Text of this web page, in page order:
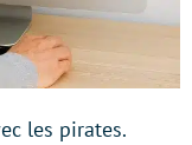
les pirates.